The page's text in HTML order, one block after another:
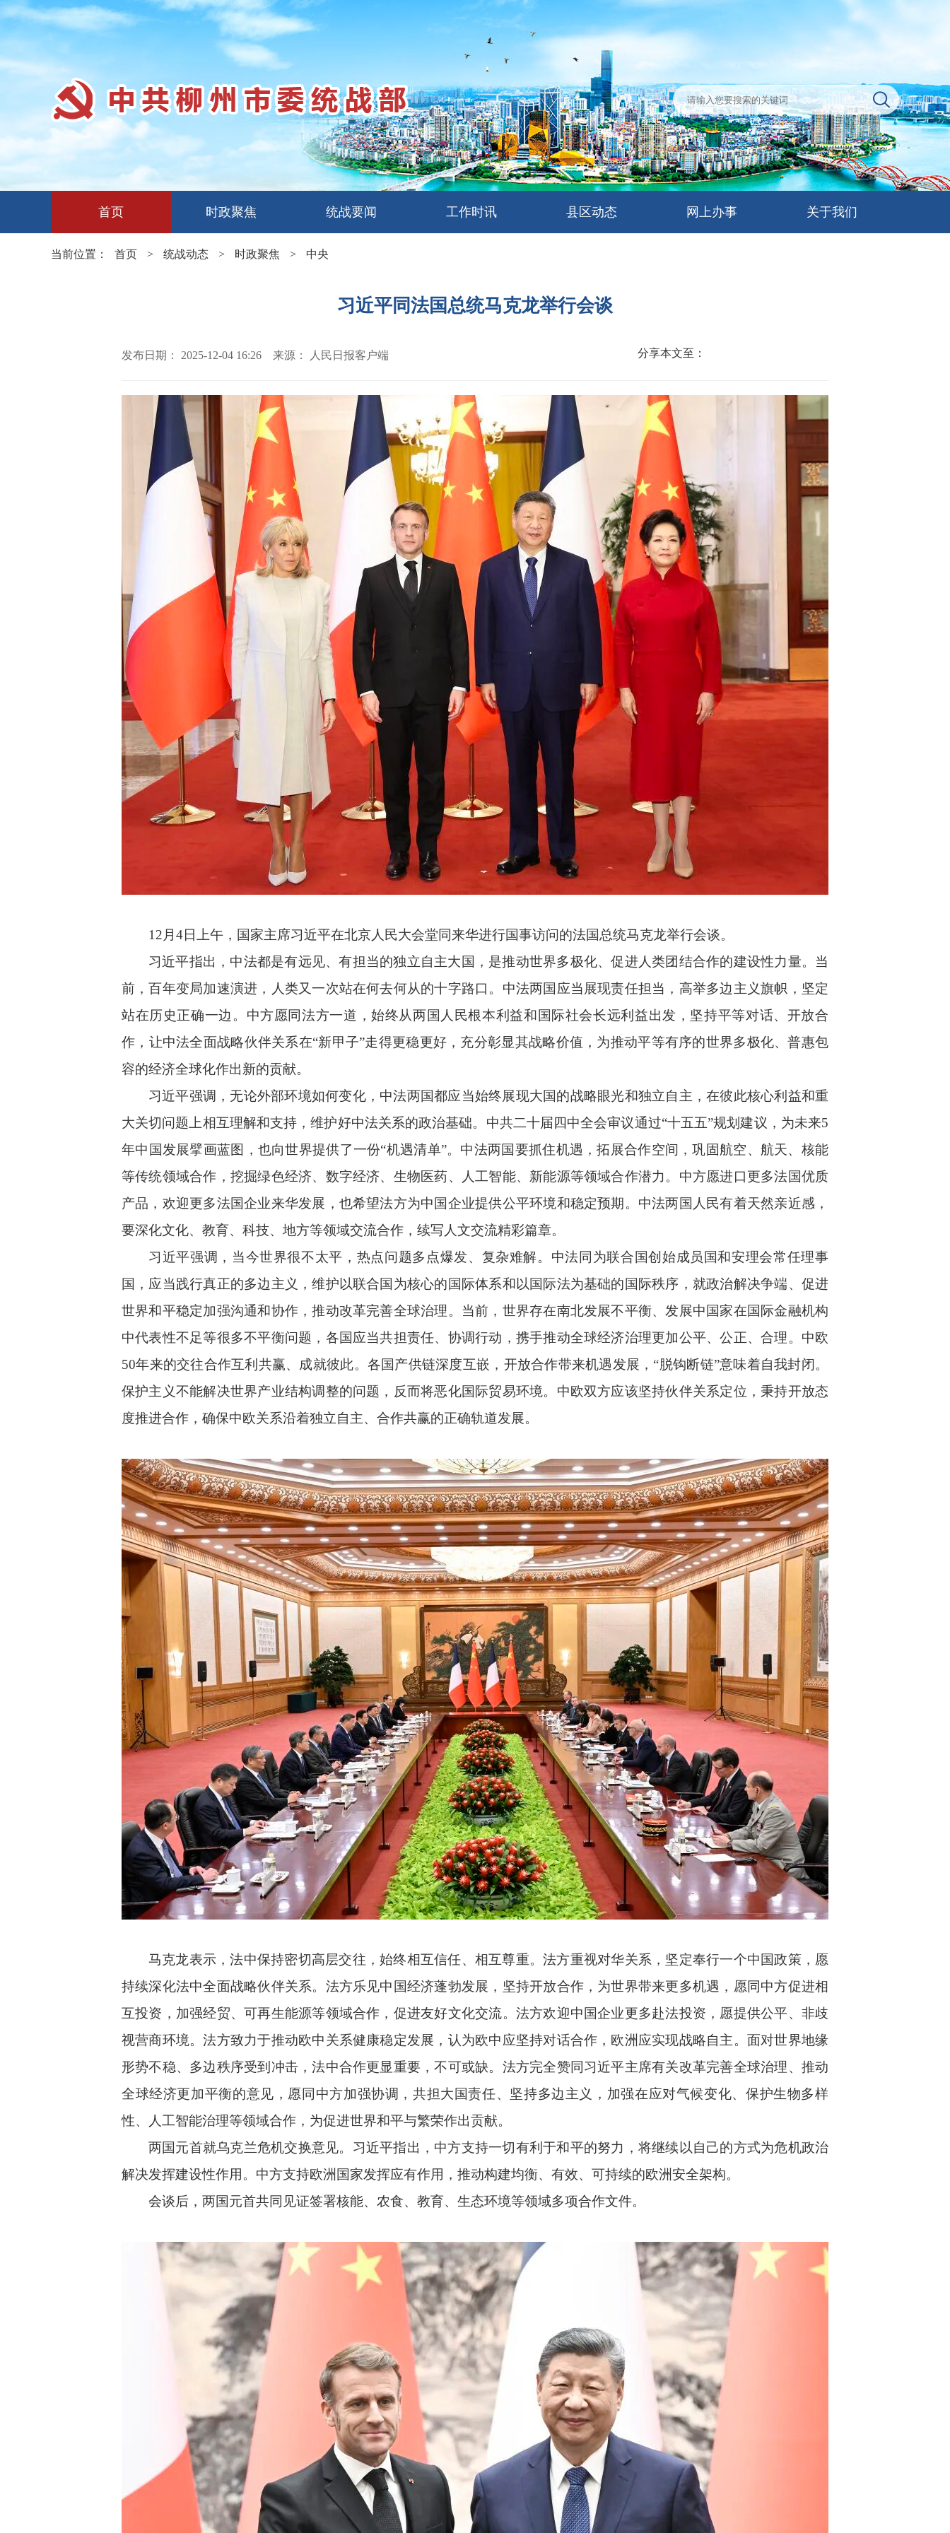
首页 时政聚焦 统战要闻 工作时讯 县区动态 网上办事 关于我们
当前位置： 首页 > 统战动态 > 时政聚焦 > 中央
习近平同法国总统马克龙举行会谈
发布日期： 2025-12-04 16:26 来源： 人民日报客户端 分享本文至：
12月4日上午，国家主席习近平在北京人民大会堂同来华进行国事访问的法国总统马克龙举行会谈。
习近平指出，中法都是有远见、有担当的独立自主大国，是推动世界多极化、促进人类团结合作的建设性力量。当
前，百年变局加速演进，人类又一次站在何去何从的十字路口。中法两国应当展现责任担当，高举多边主义旗帜，坚定
站在历史正确一边。中方愿同法方一道，始终从两国人民根本利益和国际社会长远利益出发，坚持平等对话、开放合
作，让中法全面战略伙伴关系在“新甲子”走得更稳更好，充分彰显其战略价值，为推动平等有序的世界多极化、普惠包
容的经济全球化作出新的贡献。
习近平强调，无论外部环境如何变化，中法两国都应当始终展现大国的战略眼光和独立自主，在彼此核心利益和重
大关切问题上相互理解和支持，维护好中法关系的政治基础。中共二十届四中全会审议通过“十五五”规划建议，为未来5
年中国发展擘画蓝图，也向世界提供了一份“机遇清单”。中法两国要抓住机遇，拓展合作空间，巩固航空、航天、核能
等传统领域合作，挖掘绿色经济、数字经济、生物医药、人工智能、新能源等领域合作潜力。中方愿进口更多法国优质
产品，欢迎更多法国企业来华发展，也希望法方为中国企业提供公平环境和稳定预期。中法两国人民有着天然亲近感，
要深化文化、教育、科技、地方等领域交流合作，续写人文交流精彩篇章。
习近平强调，当今世界很不太平，热点问题多点爆发、复杂难解。中法同为联合国创始成员国和安理会常任理事
国，应当践行真正的多边主义，维护以联合国为核心的国际体系和以国际法为基础的国际秩序，就政治解决争端、促进
世界和平稳定加强沟通和协作，推动改革完善全球治理。当前，世界存在南北发展不平衡、发展中国家在国际金融机构
中代表性不足等很多不平衡问题，各国应当共担责任、协调行动，携手推动全球经济治理更加公平、公正、合理。中欧
50年来的交往合作互利共赢、成就彼此。各国产供链深度互嵌，开放合作带来机遇发展，“脱钩断链”意味着自我封闭。
保护主义不能解决世界产业结构调整的问题，反而将恶化国际贸易环境。中欧双方应该坚持伙伴关系定位，秉持开放态
度推进合作，确保中欧关系沿着独立自主、合作共赢的正确轨道发展。
马克龙表示，法中保持密切高层交往，始终相互信任、相互尊重。法方重视对华关系，坚定奉行一个中国政策，愿
持续深化法中全面战略伙伴关系。法方乐见中国经济蓬勃发展，坚持开放合作，为世界带来更多机遇，愿同中方促进相
互投资，加强经贸、可再生能源等领域合作，促进友好文化交流。法方欢迎中国企业更多赴法投资，愿提供公平、非歧
视营商环境。法方致力于推动欧中关系健康稳定发展，认为欧中应坚持对话合作，欧洲应实现战略自主。面对世界地缘
形势不稳、多边秩序受到冲击，法中合作更显重要，不可或缺。法方完全赞同习近平主席有关改革完善全球治理、推动
全球经济更加平衡的意见，愿同中方加强协调，共担大国责任、坚持多边主义，加强在应对气候变化、保护生物多样
性、人工智能治理等领域合作，为促进世界和平与繁荣作出贡献。
两国元首就乌克兰危机交换意见。习近平指出，中方支持一切有利于和平的努力，将继续以自己的方式为危机政治
解决发挥建设性作用。中方支持欧洲国家发挥应有作用，推动构建均衡、有效、可持续的欧洲安全架构。
会谈后，两国元首共同见证签署核能、农食、教育、生态环境等领域多项合作文件。